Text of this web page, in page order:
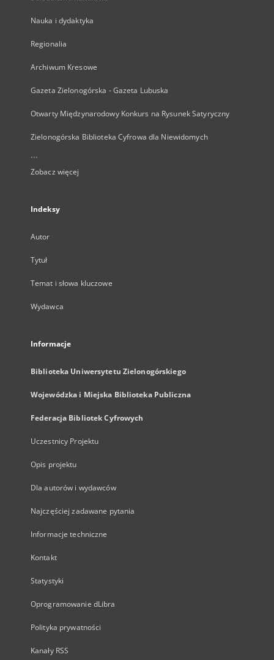
Nauka i dydaktyka
Regionalia
Archiwum Kresowe
Gazeta Zielonogórska - Gazeta Lubuska
Otwarty Międzynarodowy Konkurs na Rysunek Satyryczny
Zielonogórska Biblioteka Cyfrowa dla Niewidomych
...
Zobacz więcej
Indeksy
Autor
Tytuł
Temat i słowa kluczowe
Wydawca
Informacje
Biblioteka Uniwersytetu Zielonogórskiego
Wojewódzka i Miejska Biblioteka Publiczna
Federacja Bibliotek Cyfrowych
Uczestnicy Projektu
Opis projektu
Dla autorów i wydawców
Najczęściej zadawane pytania
Informacje techniczne
Kontakt
Statystyki
Oprogramowanie dLibra
Polityka prywatności
Kanały RSS